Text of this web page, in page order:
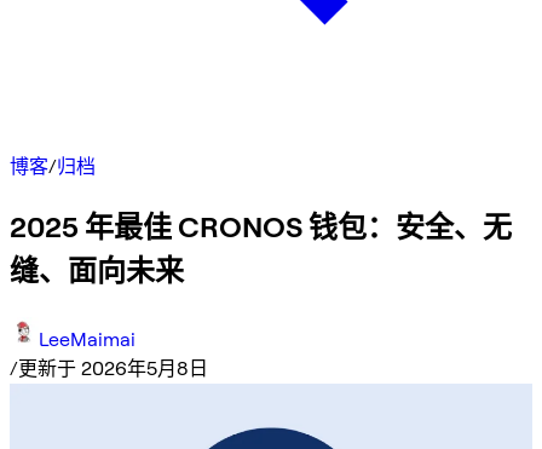
博客/归档
2025 年最佳 CRONOS 钱包：安全、无
缝、面向未来
LeeMaimai
/更新于 2026年5月8日